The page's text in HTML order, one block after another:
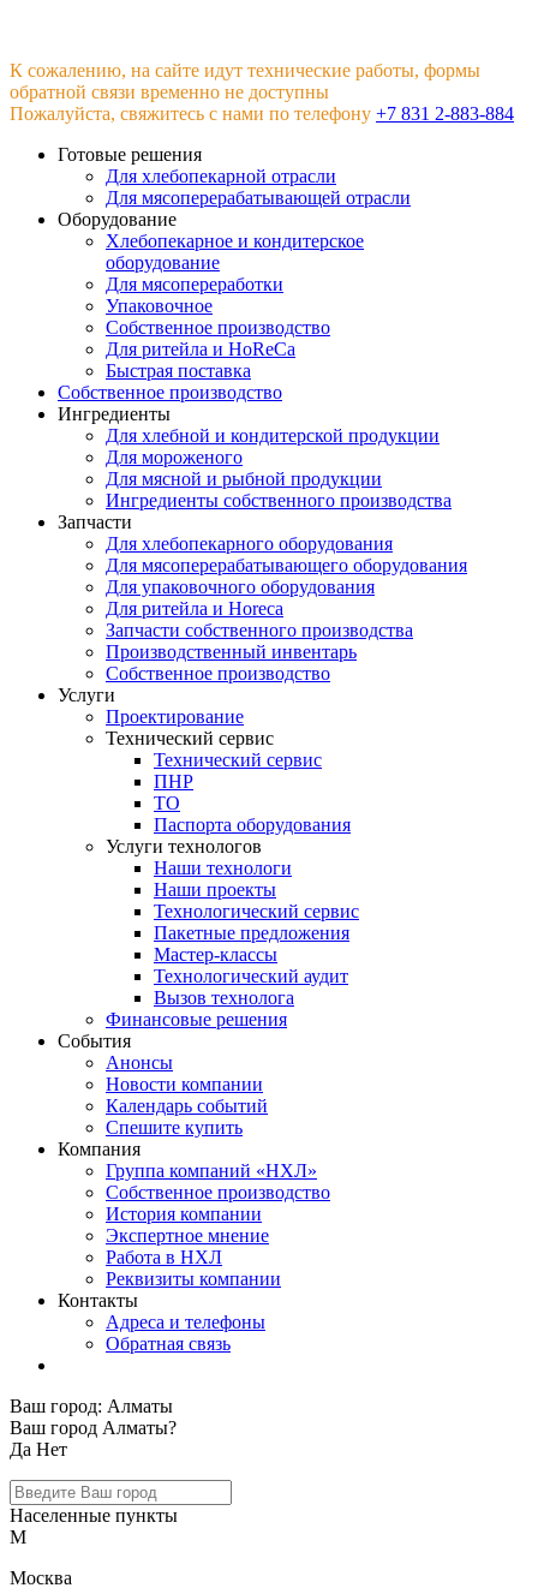
К сожалению, на сайте идут технические работы, формы
обратной связи временно не доступны
Пожалуйста, свяжитесь с нами по телефону +7 831 2-883-884
Готовые решения
Для хлебопекарной отрасли
Для мясоперерабатывающей отрасли
Оборудование
Хлебопекарное и кондитерское
оборудование
Для мясопереработки
Упаковочное
Собственное производство
Для ритейла и HoReCa
Быстрая поставка
Собственное производство
Ингредиенты
Для хлебной и кондитерской продукции
Для мороженого
Для мясной и рыбной продукции
Ингредиенты собственного производства
Запчасти
Для хлебопекарного оборудования
Для мясоперерабатывающего оборудования
Для упаковочного оборудования
Для ритейла и Horeca
Запчасти собственного производства
Производственный инвентарь
Собственное производство
Услуги
Проектирование
Технический сервис
Технический сервис
ПНР
ТО
Паспорта оборудования
Услуги технологов
Наши технологи
Наши проекты
Технологический сервис
Пакетные предложения
Мастер-классы
Технологический аудит
Вызов технолога
Финансовые решения
События
Анонсы
Новости компании
Календарь событий
Спешите купить
Компания
Группа компаний «НХЛ»
Собственное производство
История компании
Экспертное мнение
Работа в НХЛ
Реквизиты компании
Контакты
Адреса и телефоны
Обратная связь
Ваш город: Алматы
Ваш город Алматы?
Да Нет
Населенные пункты
М
Москва